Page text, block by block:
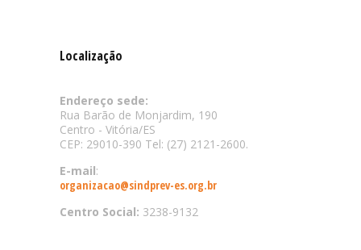
Localização
Endereço sede:
Rua Barão de Monjardim, 190
Centro - Vitória/ES
CEP: 29010-390 Tel: (27) 2121-2600.
E-mail:
organizacao@sindprev-es.org.br
Centro Social: 3238-9132